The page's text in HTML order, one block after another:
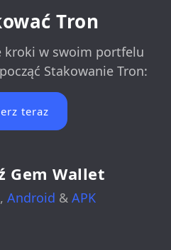
Tron
kroki w swoim portfelu
Stakowanie Tron:
teraz
Gem Wallet
, Android & APK